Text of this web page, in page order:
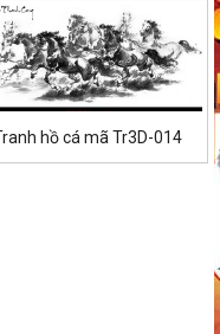
hồ cá mã Tr3D-014